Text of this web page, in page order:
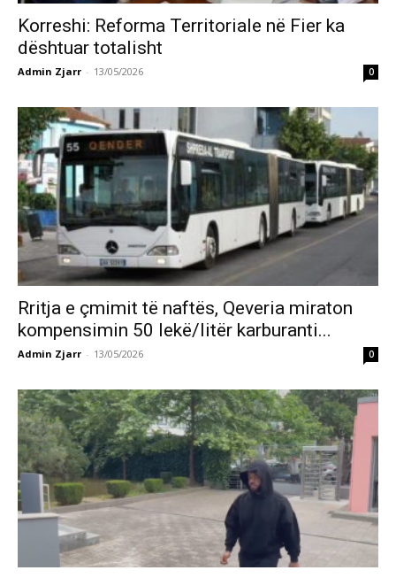
Korreshi: Reforma Territoriale në Fier ka
dështuar totalisht
Admin Zjarr - 13/05/2026 0
Rritja e çmimit të naftës, Qeveria miraton
kompensimin 50 lekë/litër karburanti...
Admin Zjarr - 13/05/2026 0